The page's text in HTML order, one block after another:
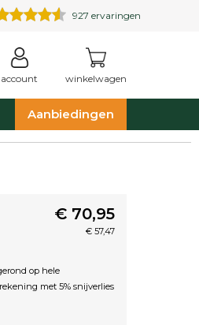
927 ervaringen
account winkelwagen
Aanbiedingen
€ 70,95
€ 57,47
op hele
met 5% snijverlies